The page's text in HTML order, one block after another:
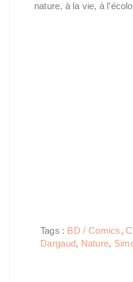
nature, à la vie, à
Tags : BD / Comics,
Dargaud, Nature,